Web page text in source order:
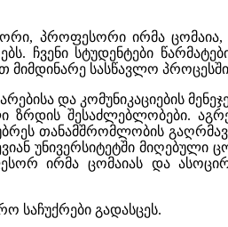
პროფესორი ირმა
ჩვენი სტუდენტები
სასწავლო
და კომუნიკაციების
ზრდის შესაძლებლობები.
თანამშრომლობის
უნივერსიტეტში
ირმა ცომაიას და
საჩუქრები გადასცეს.